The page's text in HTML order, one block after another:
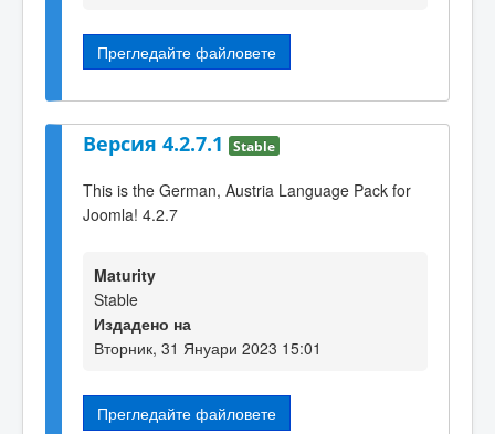
Прегледайте файловете
Версия 4.2.7.1 Stable
This is the German, Austria Language Pack for
Joomla! 4.2.7
Maturity
Stable
Издадено на
Вторник, 31 Януари 2023 15:01
Прегледайте файловете